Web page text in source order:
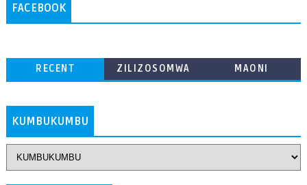
FACEBOOK
RECENT
ZILIZOSOMWA
MAONI
KUMBUKUMBU